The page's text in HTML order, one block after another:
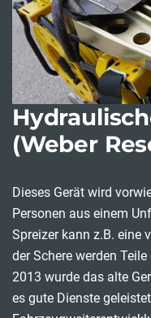
(Weber
Dieses Gerät wird
Personen aus einem
Spreizer kann z.B. eine
der Schere werden
2013 wurde das alte
es gute Dienste